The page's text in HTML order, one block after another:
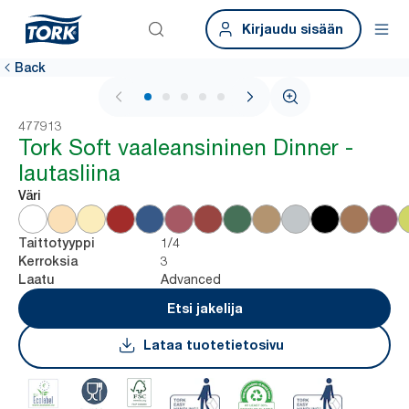
Kirjaudu sisään
Back
1 / 6
477913
Tork Soft vaaleansininen Dinner -
lautasliina
Väri
Taittotyyppi 1/4
Kerroksia 3
Laatu
Advanced
Etsi jakelija
Lataa tuotetietosivu